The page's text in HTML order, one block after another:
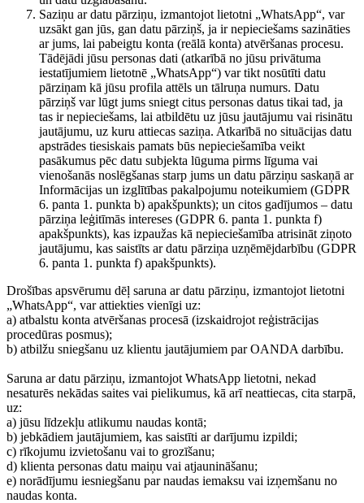
Saziņu ar datu pārziņu, izmantojot lietotni „WhatsApp“, var
uzsākt gan jūs, gan datu pārziņš, ja ir nepieciešams sazināties
ar jums, lai pabeigtu konta (reālā konta) atvēršanas procesu.
Tādējādi jūsu personas dati (atkarībā no jūsu privātuma
iestatījumiem lietotnē „WhatsApp“) var tikt nosūtīti datu
pārziņam kā jūsu profila attēls un tālruņa numurs. Datu
pārziņš var lūgt jums sniegt citus personas datus tikai tad, ja
tas ir nepieciešams, lai atbildētu uz jūsu jautājumu vai risinātu
jautājumu, uz kuru attiecas saziņa. Atkarībā no situācijas datu
apstrādes tiesiskais pamats būs nepieciešamība veikt
pasākumus pēc datu subjekta lūguma pirms līguma vai
vienošanās noslēgšanas starp jums un datu pārziņu saskaņā ar
Informācijas un izglītības pakalpojumu noteikumiem (GDPR
6. panta 1. punkta b) apakšpunkts); un citos gadījumos – datu
pārziņa leģitīmās intereses (GDPR 6. panta 1. punkta f)
apakšpunkts), kas izpaužas kā nepieciešamība atrisināt ziņoto
jautājumu, kas saistīts ar datu pārziņa uzņēmējdarbību (GDPR
6. panta 1. punkta f) apakšpunkts).
Drošības apsvērumu dēļ saruna ar datu pārziņu, izmantojot lietotni
„WhatsApp“, var attiekties vienīgi uz:
a) atbalstu konta atvēršanas procesā (izskaidrojot reģistrācijas
procedūras posmus);
b) atbilžu sniegšanu uz klientu jautājumiem par OANDA darbību.
Saruna ar datu pārziņu, izmantojot WhatsApp lietotni, nekad
nesaturēs nekādas saites vai pielikumus, kā arī neattiecas, cita starpā,
uz:
a) jūsu līdzekļu atlikumu naudas kontā;
b) jebkādiem jautājumiem, kas saistīti ar darījumu izpildi;
c) rīkojumu izvietošanu vai to grozīšanu;
d) klienta personas datu maiņu vai atjaunināšanu;
e) norādījumu iesniegšanu par naudas iemaksu vai izņemšanu no
naudas konta.